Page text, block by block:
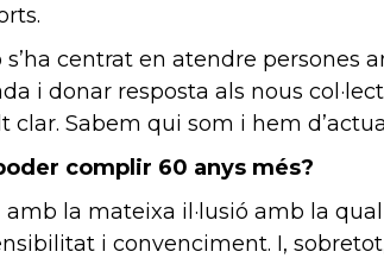
s’ha centrat en atendre
i donar resposta als nous
clar. Sabem qui som i hem
complir 60 anys més?
la mateixa il·lusió amb la
i convenciment. I,